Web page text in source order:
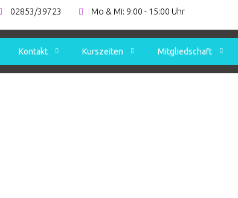
02853/39723 Mo & Mi: 9:00 - 15:00 Uhr
Kontakt Kurszeiten Mitgliedschaft